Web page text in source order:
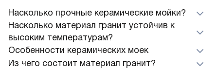
Насколько прочные керамические мойки?
Насколько материал гранит устойчив к
высоким температурам?
Особенности керамических моек
Из чего состоит материал гранит?